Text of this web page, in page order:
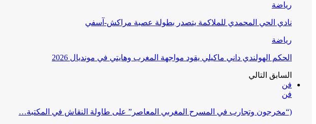
رياضة
نادي الحي المحمدي للملاكمة يتصدر بطولة عصبة مراكش-آسفي
رياضة
الحكم الهولندي داني ماكيلي يقود مواجهة المغرب وهايتي في مونديال 2026
السابق التالي
فن
فن
(“مخرجون وتجارب في المسرح المغربي المعاصر” على طاولة النقاش في المكتبة…